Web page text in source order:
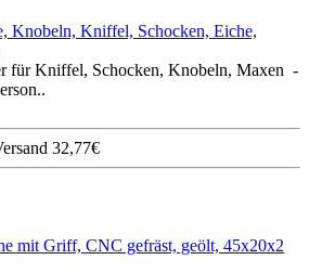
Knobeln, Kniffel, Schocken, Eiche,
für Kniffel, Schocken, Knobeln, Maxen -
32,77€